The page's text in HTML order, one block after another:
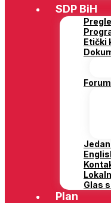
SDP BiH
Etički
Glas
Plan